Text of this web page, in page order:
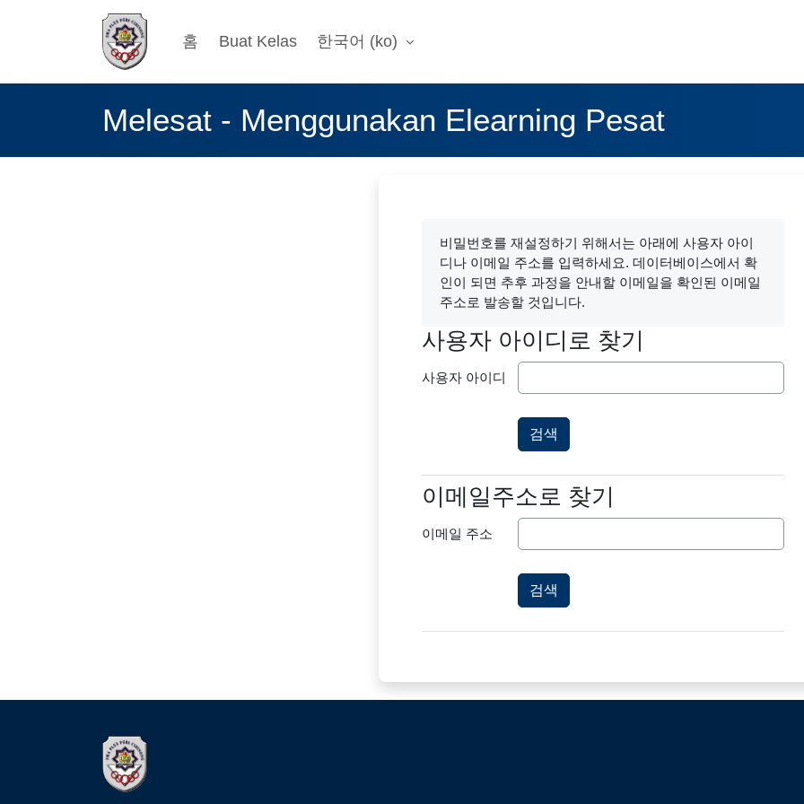
홈 Buat Kelas 한국어 ‎(ko)‎
Melesat - Menggunakan Elearning Pesat
비밀번호를 재설정하기 위해서는 아래에 사용자 아이
디나 이메일 주소를 입력하세요. 데이터베이스에서 확
인이 되면 추후 과정을 안내할 이메일을 확인된 이메일
주소로 발송할 것입니다.
사용자 아이디로 찾기
사용자 아이디로 찾기
사용자 아이디
이메일주소로 찾기
이메일주소로 찾기
이메일 주소